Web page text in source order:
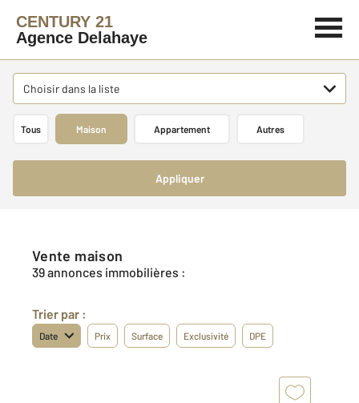
CENTURY 21
Agence Delahaye
Choisir dans la liste
Tous Maison Appartement Autres
Appliquer
Vente maison
39 annonces immobilières :
Trier par :
Date Prix Surface Exclusivité DPE